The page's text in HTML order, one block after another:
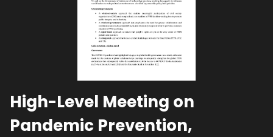
High-Level Meeting on
Pandemic Prevention,